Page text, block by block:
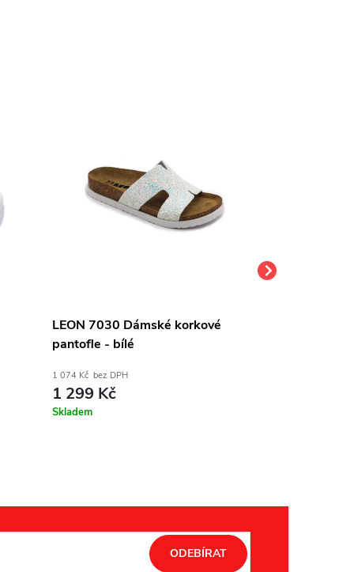
LEON 7030 Dámské korkové
pantofle - bílé
1 074 Kč bez DPH
1 299 Kč
Skladem
ODEBÍRAT